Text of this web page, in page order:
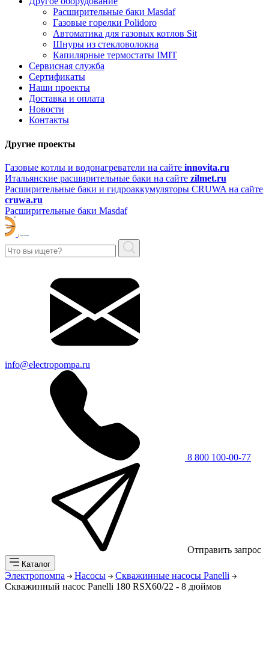
Расширительные баки Masdaf
Газовые горелки Polidoro
Автоматика для газовых котлов Sit
Шнуры из стекловолокна
Капилярные термостаты IMIT
Сервисная служба
Сертификаты
Наши проекты
Доставка и оплата
Новости
Контакты
Другие проекты
Газовые котлы и водонагреватели на сайте innovita.ru
Итальянские расширительные баки на сайте zilmet.ru
Расширительные баки и гидроаккумуляторы CRUWA на сайте
cruwa.ru
Расширительные баки Masdaf
info@electropompa.ru
8 800 100-00-77
Отправить запрос
Каталог
Электропомпа Насосы
Скважинные насосы Panelli
Скважинный насос Panelli 180 RSX60/22 - 8 дюймов